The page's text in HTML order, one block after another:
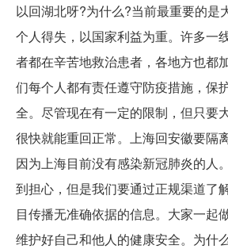
以回湖北呀?为什么?当前最重要的是
个人得失，以国家利益为重。许多一
者都在辛苦地救治患者，各地方也都
们每个人都有责任遵守防疫措施，保
全。尽管现在有一定的限制，但只要
很快就能重回正常。上海回安徽要隔
因为上海目前没有感染新冠肺炎的人
到担心，但是我们要通过正规渠道了
目传播无准确依据的信息。大家一起
维护好自己和他人的健康安全。为什